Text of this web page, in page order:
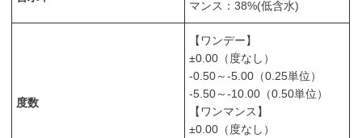
マンス：38%(低含水)
度数
【ワンデー】
±0.00（度なし）
-0.50～-5.00（0.25単位）
-5.50～-10.00（0.50単位）
【ワンマンス】
±0.00（度なし）